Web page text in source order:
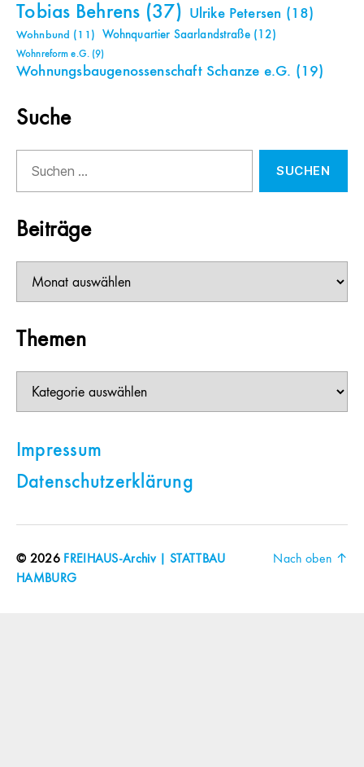
Tobias Behrens (37) Ulrike Petersen (18)
Wohnbund (11) Wohnquartier Saarlandstraße(12)
Wohnreform e.G.(9)
Wohnungsbaugenossenschaft Schanze e.G. (19)
Suche
nach:
Beiträge
Themen
Impressum
Datenschutzerklärung
© 2026 FREIHAUS-Archiv | STATTBAU
HAMBURG
Nach oben ↑